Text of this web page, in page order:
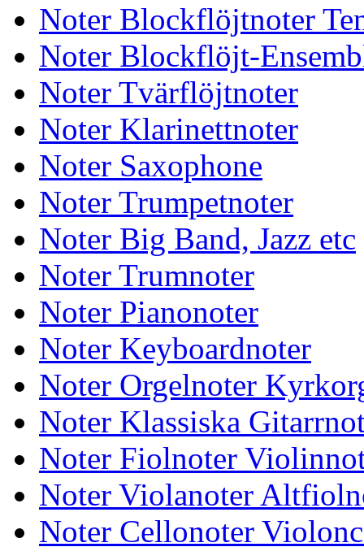
Noter Blockflöjtnoter
Noter Blockflöjt-
Noter Tvärflöjtnoter
Noter Klarinettnoter
Noter Saxophone
Noter Trumpetnoter
Noter Big Band, Jazz etc
Noter Trumnoter
Noter Pianonoter
Noter Keyboardnoter
Noter Orgelnoter
Noter Klassiska
Noter Fiolnoter
Noter Violanoter
Noter Cellonoter